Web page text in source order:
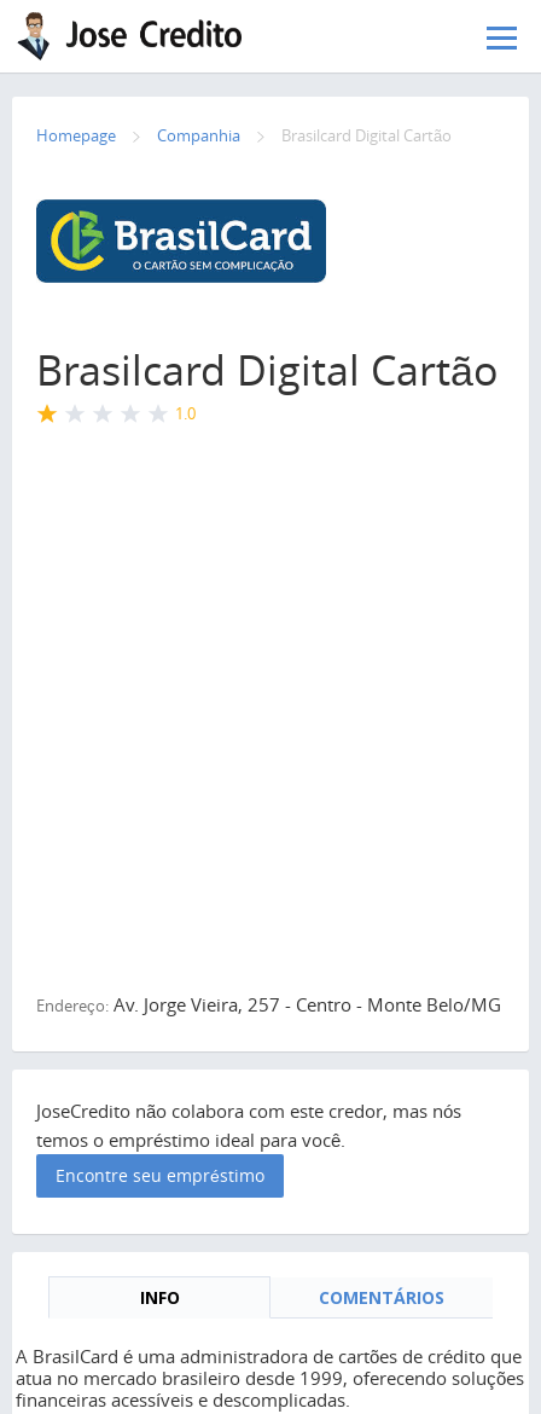
Pular para o conteúdo principal
Homepage Сompanhia Brasilcard Digital Cartão
Brasilcard Digital Cartão
1.0
Endereço: Av. Jorge Vieira, 257 - Centro - Monte Belo/MG
JoseCredito não colabora com este credor, mas nós
temos o empréstimo ideal para você.
Encontre seu empréstimo
INFO COMENTÁRIOS
A BrasilCard é uma administradora de cartões de crédito que
atua no mercado brasileiro desde 1999, oferecendo soluções
financeiras acessíveis e descomplicadas.